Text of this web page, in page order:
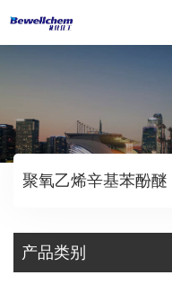
聚氧乙烯辛基苯酚醚
产品类别